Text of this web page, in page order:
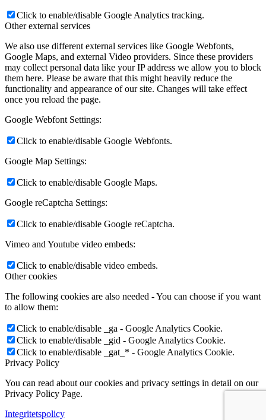
Click to enable/disable Google Analytics tracking.
Other external services
We also use different external services like Google Webfonts,
Google Maps, and external Video providers. Since these providers
may collect personal data like your IP address we allow you to block
them here. Please be aware that this might heavily reduce the
functionality and appearance of our site. Changes will take effect
once you reload the page.
Google Webfont Settings:
Click to enable/disable Google Webfonts.
Google Map Settings:
Click to enable/disable Google Maps.
Google reCaptcha Settings:
Click to enable/disable Google reCaptcha.
Vimeo and Youtube video embeds:
Click to enable/disable video embeds.
Other cookies
The following cookies are also needed - You can choose if you want
to allow them:
Click to enable/disable _ga - Google Analytics Cookie.
Click to enable/disable _gid - Google Analytics Cookie.
Click to enable/disable _gat_* - Google Analytics Cookie.
Privacy Policy
You can read about our cookies and privacy settings in detail on our
Privacy Policy Page.
Integritetspolicy